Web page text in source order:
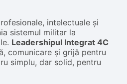
intelectuale și
sistemul militar la
Leadershipul Integrat 4C
comunicare și grijă pentru
simplu, dar solid, pentru